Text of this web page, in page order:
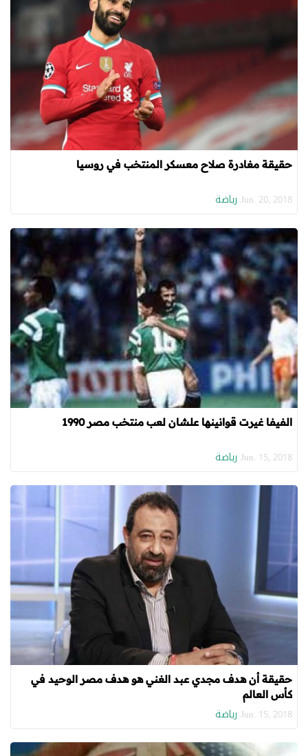
حقيقة مغادرة صلاح معسكر المنتخب في روسيا
Jun. 20, 2018 رياضة
الفيفا غيرت قوانينها علشان لعب منتخب مصر 1990
Jun. 15, 2018 رياضة
حقيقة أن هدف مجدي عبد الغني هو هدف مصر الوحيد في
كأس العالم
Jun. 15, 2018 رياضة